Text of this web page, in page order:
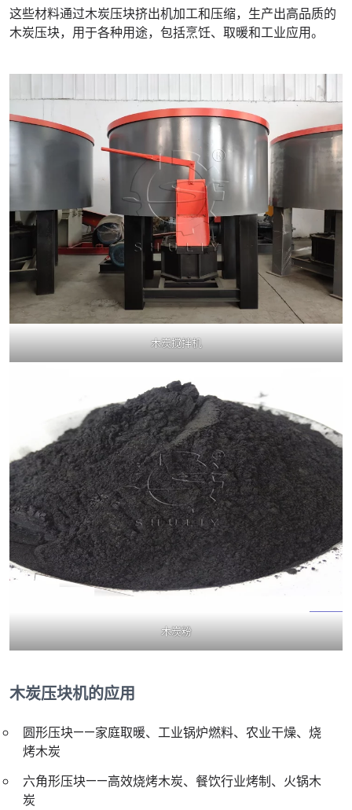
这些材料通过木炭压块挤出机加工和压缩，生产出高品质的
木炭压块，用于各种用途，包括烹饪、取暖和工业应用。
木炭搅拌机
木炭粉
木炭压块机的应用
圆形压块——家庭取暖、工业锅炉燃料、农业干燥、烧
烤木炭
六角形压块——高效烧烤木炭、餐饮行业烤制、火锅木
炭